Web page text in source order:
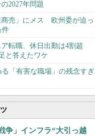
2027年問題
商売」にメス 欧州委が迫っ
件
転職、休日出勤は4割超
と答えたワケ
「有害な職場」の残念すぎ
争」インフラ“大引っ越